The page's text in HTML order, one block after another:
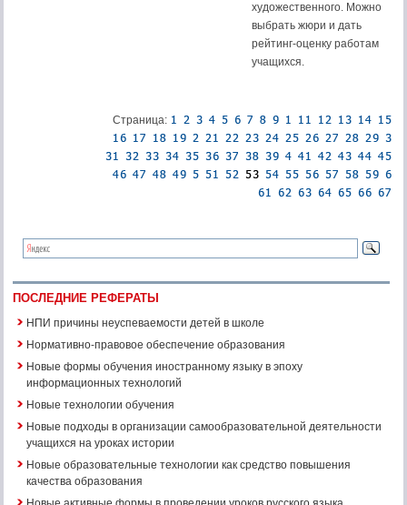
художественного. Мож­но
выбрать жюри и дать
рейтинг-оценку работам
учащихся.
Страница:
ПОСЛЕДНИЕ РЕФЕРАТЫ
НПИ причины неуспеваемости детей в школе
Нормативно-правовое обеспечение образования
Новые формы обучения иностранному языку в эпоху
информационных технологий
Новые технологии обучения
Новые подходы в организации самообразовательной деятельности
учащихся на уроках истории
Новые образовательные технологии как средство повышения
качества образования
Новые активные формы в проведении уроков русского языка